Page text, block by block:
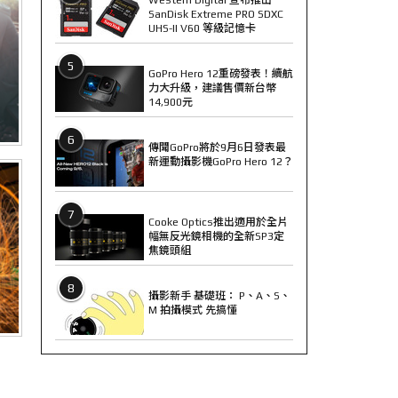
SanDisk Extreme PRO SDXC
UHS-II V60 等級記憶卡
5
GoPro Hero 12重磅發表！續航
力大升級，建議售價新台幣
14,900元
6
傳聞GoPro將於9月6日發表最
新運動攝影機GoPro Hero 12？
7
Cooke Optics推出適用於全片
幅無反光鏡相機的全新SP3定
焦鏡頭組
8
攝影新手 基礎班： P、A、S、
M 拍攝模式 先搞懂